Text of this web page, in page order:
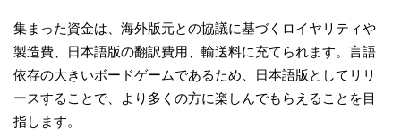
集まった資金は、海外版元との協議に基づくロイヤリティや
製造費、日本語版の翻訳費用、輸送料に充てられます。言語
依存の大きいボードゲームであるため、日本語版としてリリ
ースすることで、より多くの方に楽しんでもらえることを目
指します。